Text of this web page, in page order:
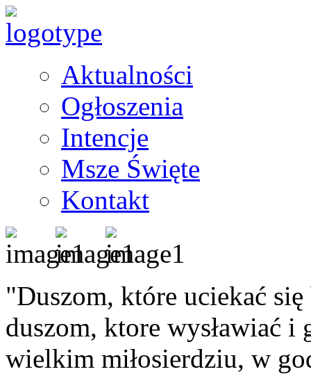
Aktualności
Ogłoszenia
Intencje
Msze Święte
Kontakt
"Duszom, które uciekać
duszom, ktore wysławiać
wielkim miłosierdziu, w